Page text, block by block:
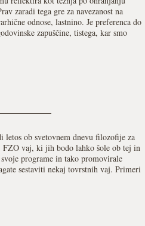
zaradi tega gre za navezanost na
odnose, lastnino. Je preferenca do
zapuščine, tistega, kar smo
letos ob svetovnem dnevu filozofije za
vaj, ki jih bodo lahko šole ob tej in
programe in tako promovirale
sestaviti nekaj tovrstnih vaj. Primeri